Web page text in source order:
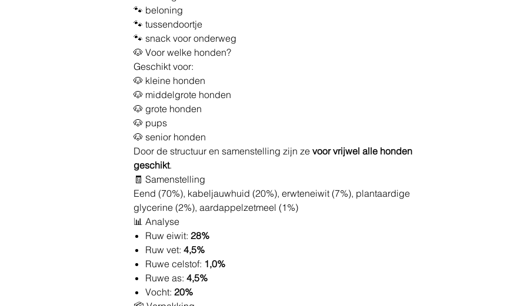
🐾 beloning
🐾 tussendoortje
🐾 snack voor onderweg
🐶 Voor welke honden?
Geschikt voor:
🐶 kleine honden
🐶 middelgrote honden
🐶 grote honden
🐶 pups
🐶 senior honden
Door de structuur en samenstelling zijn ze voor vrijwel alle honden
geschikt.
🧾 Samenstelling
Eend (70%), kabeljauwhuid (20%), erwteneiwit (7%), plantaardige
glycerine (2%), aardappelzetmeel (1%)
📊 Analyse
Ruw eiwit: 28%
Ruw vet: 4,5%
Ruwe celstof: 1,0%
Ruwe as: 4,5%
Vocht: 20%